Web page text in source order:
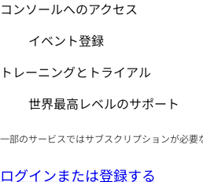
コンソールへのアクセス
イベント登録
トレーニングとトライアル
世界最高レベルのサポート
一部のサービスではサブスクリプションが必要
ログインまたは登録する